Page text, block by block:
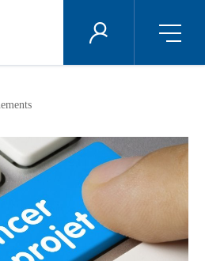
ÉNERGIE PLUS